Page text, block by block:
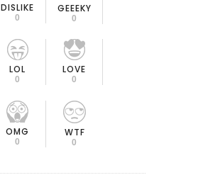
DISLIKE
0
GEEEKY
0
LOL
0
LOVE
0
OMG
0
WTF
0